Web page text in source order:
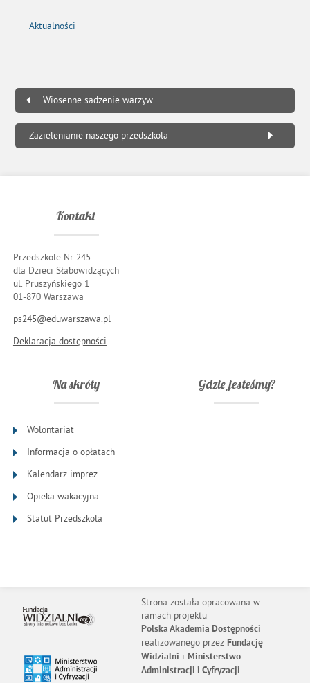
Aktualności
Wiosenne sadzenie warzyw
Zazielenianie naszego przedszkola
Kontakt
Przedszkole Nr 245
dla Dzieci Słabowidzących
ul. Pruszyńskiego 1
01-870 Warszawa
ps245@eduwarszawa.pl
Deklaracja dostępności
Na skróty
Wolontariat
Informacja o opłatach
Kalendarz imprez
Opieka wakacyjna
Statut Przedszkola
Gdzie jesteśmy?
Strona została opracowana w
ramach projektu
Polska Akademia Dostępności
realizowanego przez Fundację
Widzialni i Ministerstwo
Administracji i Cyfryzacji